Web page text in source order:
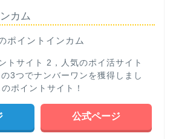
カム
トサイト 2，人気のポイ活サイト
3つでナンバーワンを獲得しまし
ポイントサイト！
公式ページ